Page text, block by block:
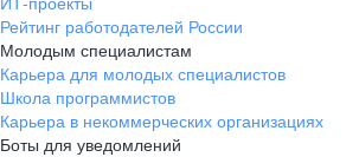
Рейтинг работодателей России
Молодым специалистам
Карьера для молодых специалистов
Школа программистов
Карьера в некоммерческих организациях
Боты для уведомлений